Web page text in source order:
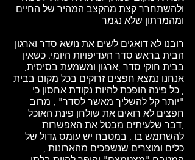
ולהשתחרר קצת מהקצב המהיר של החיים
ומהמרתון שלא נגמר
רובנו לא דואגים לשים את נושא סדר וארגון
הבית בראש סדר העדיפויות היומי. כשאין
בבית חוקי סדר ,ארגון ומשמעת בסיסית,
אנחנו נמצא חפצים זרוקים בכל מקום בבית
, כל פינה הופכת להיות נקודת אחסון כי
"יותר קל להשליך מאשר לסדר" , מרוב
חפצים לא רואים את שולחן פינת האוכל
,דבר שלעיתים מבטל את האפשרות
להשתמש בו , במטבח יש עומס גדול של
כלים ומוצרים שנשפכים מהארונות ,